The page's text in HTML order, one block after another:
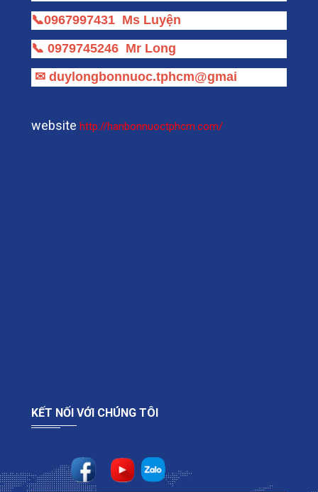
📞0967997431 Ms Luyện
📞 0979745246 Mr Long
✉ duylongbonnuoc.tphcm@gmai
website http://hanbonnuoctphcm.com/
KẾT NỐI VỚI CHÚNG TÔI